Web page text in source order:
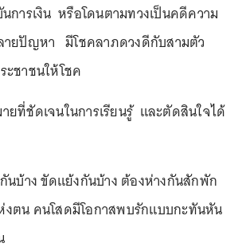
ารเงิน หรือโดนตามทวงเป็นคดีความ
ายปัญหา มีโชคลาภดวงดีกับสามตัว
ชาชนให้โชค
ที่ชัดเจนในการเรียนรู้ และตัดสินใจได้
นบ้าง ขัดแย้งกันบ้าง ต้องห่างกันสักพัก
ตน คนโสดมีโอกาสพบรักแบบกะทันหัน